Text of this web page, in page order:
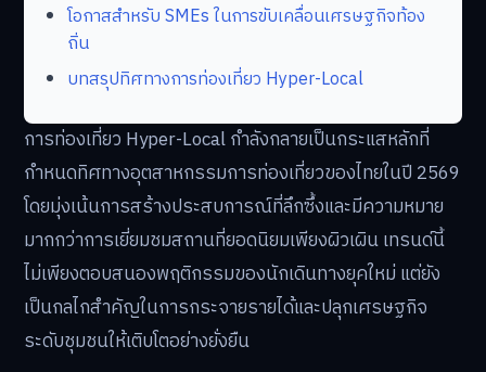
โอกาสสำหรับ SMEs ในการขับเคลื่อนเศรษฐกิจท้อง
ถิ่น
บทสรุปทิศทางการท่องเที่ยว Hyper-Local
การท่องเที่ยว Hyper-Local กำลังกลายเป็นกระแสหลักที่
กำหนดทิศทางอุตสาหกรรมการท่องเที่ยวของไทยในปี 2569
โดยมุ่งเน้นการสร้างประสบการณ์ที่ลึกซึ้งและมีความหมาย
มากกว่าการเยี่ยมชมสถานที่ยอดนิยมเพียงผิวเผิน เทรนด์นี้
ไม่เพียงตอบสนองพฤติกรรมของนักเดินทางยุคใหม่ แต่ยัง
เป็นกลไกสำคัญในการกระจายรายได้และปลุกเศรษฐกิจ
ระดับชุมชนให้เติบโตอย่างยั่งยืน